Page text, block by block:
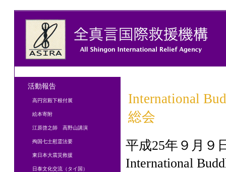
活動報告
高円宮殿下根付展
絵本寄附
江原啓之師 高野山講演
殉国七士慰霊法要
東日本大震災救援
日泰文化交流（タイ国）
International
総会
平成25年９月９
International